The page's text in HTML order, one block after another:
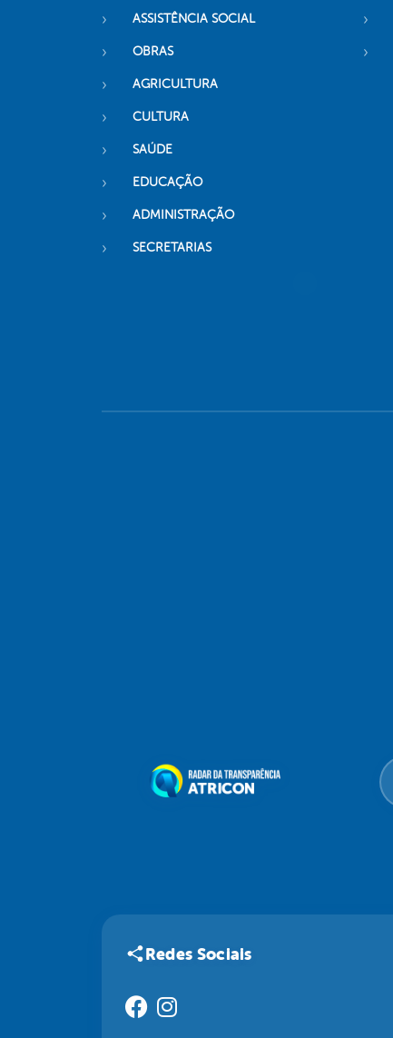
ASSISTÊNCIA SOCIAL
OBRAS
AGRICULTURA
CULTURA
SAÚDE
EDUCAÇÃO
ADMINISTRAÇÃO
SECRETARIAS
Redes Sociais